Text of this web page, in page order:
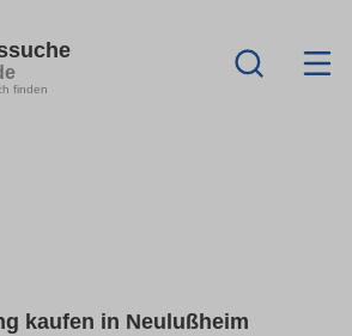
finden
kaufen in Neulußheim